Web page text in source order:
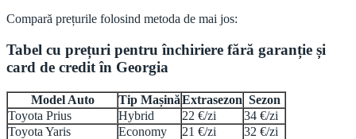
Compară prețurile folosind metoda de mai jos:
Tabel cu prețuri pentru închiriere fără garanție și
card de credit în Georgia
Model Auto Tip MașinăExtrasezon Sezon
Toyota Prius
Hybrid 22 €/zi
34 €/zi
Toyota Yaris
Economy 21 €/zi
32 €/zi